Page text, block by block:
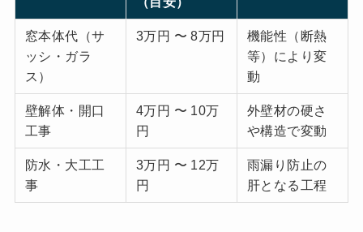
窓本体代（サ
ッシ・ガラ
ス）
3万円 〜 8万円
機能性（断熱
等）により変
動
壁解体・開口
工事
4万円 〜 10万
円
外壁材の硬さ
や構造で変動
防水・大工工
事
3万円 〜 12万
円
雨漏り防止の
肝となる工程